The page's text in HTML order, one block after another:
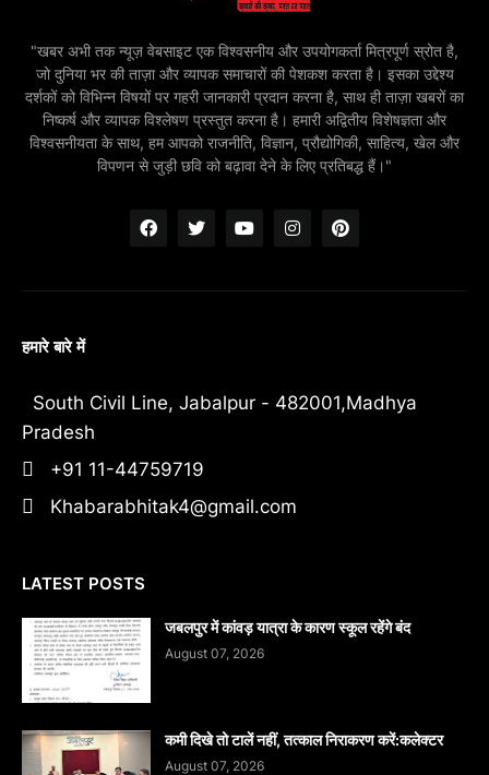
"खबर अभी तक न्यूज़ वेबसाइट एक विश्वसनीय और उपयोगकर्ता मित्रपूर्ण स्रोत है,
जो दुनिया भर की ताज़ा और व्यापक समाचारों की पेशकश करता है। इसका उद्देश्य
दर्शकों को विभिन्न विषयों पर गहरी जानकारी प्रदान करना है, साथ ही ताज़ा खबरों का
निष्कर्ष और व्यापक विश्लेषण प्रस्तुत करना है। हमारी अद्वितीय विशेषज्ञता और
विश्वसनीयता के साथ, हम आपको राजनीति, विज्ञान, प्रौद्योगिकी, साहित्य, खेल और
विपणन से जुड़ी छवि को बढ़ावा देने के लिए प्रतिबद्ध हैं।"
हमारे बारे में
South Civil Line, Jabalpur - 482001,Madhya
Pradesh
+91 11-44759719
Khabarabhitak4@gmail.com
LATEST POSTS
जबलपुर में कांवड़ यात्रा के कारण स्कूल रहेंगे बंद
August 07, 2026
कमी दिखे तो टालें नहीं, तत्काल निराकरण करें:कलेक्टर
August 07, 2026